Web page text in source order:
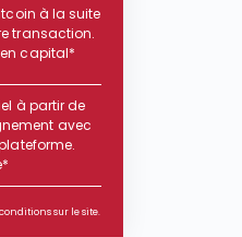
à la suite
transaction.
capital*
à partir de
avec
sur le site.